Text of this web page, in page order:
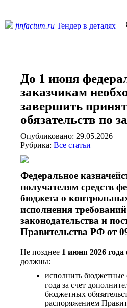
contentfinfactum.ru Тендер в деталях
До 1 июня
заказчикам
завершить
обязательств по
Опубликовано: 29.05.2026
Рубрика: Все статьи
Федеральное
получателям средств
бюджета о
исполнения
законодательства и
Правительства РФ от
Не позднее 1 июня 2026 года
должны:
исполнить бюджетные
года за счет
бюджетных
распоряжением